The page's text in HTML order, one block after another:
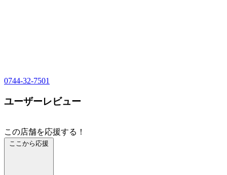
0744-32-7501
ユーザーレビュー
この店舗を応援する！
ここから応援